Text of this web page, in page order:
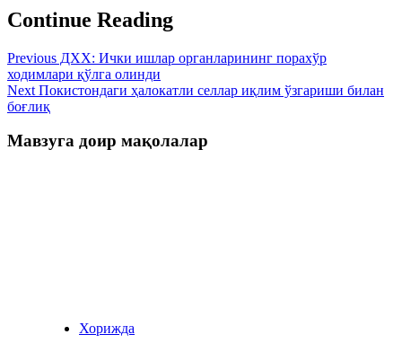
Continue Reading
Previous ДХХ: Ички ишлар органларининг порахўр
ходимлари қўлга олинди
Next Покистондаги ҳалокатли селлар иқлим ўзгариши билан
боғлиқ
Мавзуга доир мақолалар
Хорижда